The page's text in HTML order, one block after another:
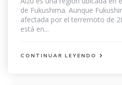
de Fukushima. Aunque
afectada por el terremoto de
está en...
CONTINUAR LEYENDO